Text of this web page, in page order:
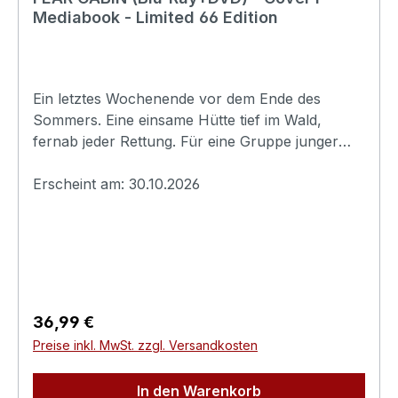
Hersteller (Informationspflichten zur GPSR
Produktsicherheitsverordnung)Herstellerinforma
Mediabook - Limited 66 Edition
Ein letztes Wochenende vor dem Ende des
Sommers. Eine einsame Hütte tief im Wald,
fernab jeder Rettung. Für eine Gruppe junger
werden, doch das alte Gemäuer birgt eine
Dunkelheit, die älter ist als jede Angst. Manche
Türen sollte man niemals öffnen.Originaltitel:
Fear CabinExtras:- Booklet- Kurzfilm: Gehacktes
(Regie: Sebastian Zeglarski)- Kurzfilm: Gehacktes
Erscheint am: 30.10.2026
Regulärer Preis:
36,99 €
Preise inkl. MwSt. zzgl. Versandkosten
In den Warenkorb